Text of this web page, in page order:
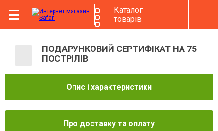
Каталог
товарів
ПОДАРУНКОВИЙ СЕРТИФІКАТ НА 75
ПОСТРІЛІВ
Опис і характеристики
Про доставку та оплату